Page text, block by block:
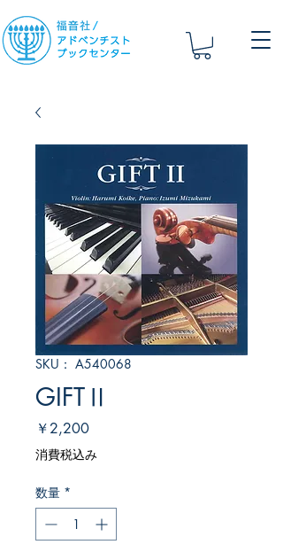
SKU： A540068
GIFTⅡ
￥2,200価
格
消費税込み
数量 *